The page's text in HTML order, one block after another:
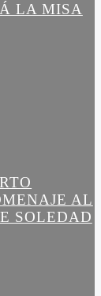
LA MISA
AL
SOLEDAD